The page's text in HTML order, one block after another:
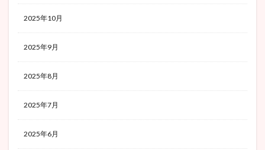
2025年10月
2025年9月
2025年8月
2025年7月
2025年6月